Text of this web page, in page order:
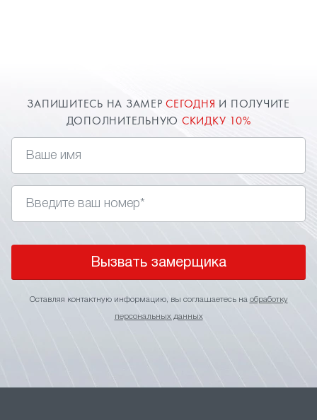
ЗАПИШИТЕСЬ НА ЗАМЕРСЕГОДНЯ И ПОЛУЧИТЕ
ДОПОЛНИТЕЛЬНУЮ СКИДКУ 10%
Вызвать замерщика
Оставляя контактную информацию, вы соглашаетесь на обработку
персональных данных